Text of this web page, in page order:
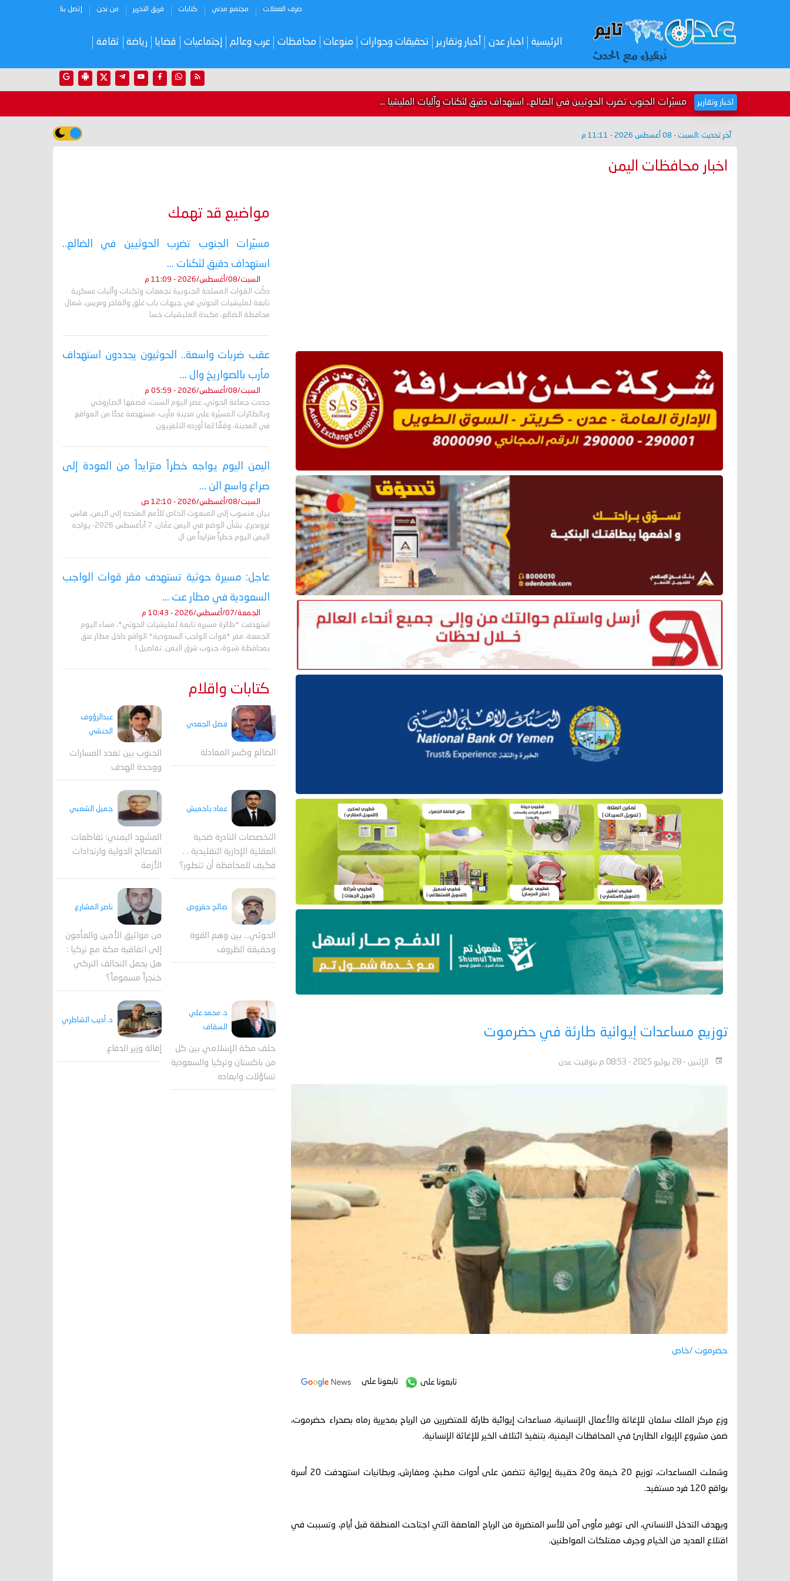
صرف العملات مجتمع مدني كتابات فريق التحرير من نحن إتصل بنا
الرئيسية اخبار عدن أخبار وتقارير تحقيقات وحوارات منوعات محافظات عرب وعالم إجتماعيات قضايا رياضة ثقافة
اخبار وتقارير مسيّرات الجنوب تضرب الحوثيين في الضالع.. استهداف دقيق لثكنات وآليات المليشيا ...
آخر تحديث : السبت - 08 أغسطس 2026 - 11:11 م
اخبار محافظات اليمن
توزيع مساعدات إيوائية طارئة في حضرموت
الإثنين - 28 يوليو 2025 - 08:53 م بتوقيت عدن
حضرموت /خاص
تابعونا على تابعونا على
وزع مركز الملك سلمان للإغاثة والأعمال الإنسانية، مساعدات إيوائية طارئة للمتضررين من الرياح بمديرية رماه بصحراء حضرموت،
ضمن مشروع الإيواء الطارئ في المحافظات اليمنية، بتنفيذ ائتلاف الخير للإغاثة الإنسانية.
وشملت المساعدات، توزيع 20 خيمة و20 حقيبة إيوائية تتضمن على أدوات مطبخ، ومفارش، وبطانيات استهدفت 20 أسرة
بواقع 120 فرد مستفيد.
ويهدف التدخل الانساني، الى توفير مأوى آمن للأسر المتضررة من الرياح العاصفة التي اجتاحت المنطقة قبل أيام، وتسببت في
اقتلاع العديد من الخيام وجرف ممتلكات المواطنين.
مواضيع قد تهمك
مسيّرات الجنوب تضرب الحوثيين في الضالع..
استهداف دقيق لثكنات ...
السبت/08/أغسطس/2026 - 11:09 م
دكّت القوات المسلحة الجنوبية تجمعات وثكنات وآليات عسكرية
تابعة لمليشيات الحوثي في جبهات باب غلق والفاخر ومريس، شمال
محافظة الضالع، مكبدة المليشيات خسا
عقب ضربات واسعة.. الحوثيون يجددون استهداف
مأرب بالصواريخ وال ...
السبت/08/أغسطس/2026 - 05:59 م
جددت جماعة الحوثي، عصر اليوم السبت، قصفها الصاروخي
وبالطائرات المسيّرة على مدينة مأرب، مستهدفة عددًا من المواقع
في المدينة، وفقًا لما أورده التلفزيون
اليمن اليوم يواجه خطراً متزايداً من العودة إلى
صراع واسع الن ...
السبت/08/أغسطس/2026 - 12:10 ص
بيان منسوب إلى المبعوث الخاص للأمم المتحدة إلى اليمن، هانس
غروندبرغ، بشأن الوضع في اليمن عمّان، 7 آبأغسطس 2026- يواجه
اليمن اليوم خطراً متزايداً من ال
عاجل: مسيرة حوثية تستهدف مقر قوات الواجب
السعودية في مطار عت ...
الجمعة/07/أغسطس/2026 - 10:43 م
استهدفت *طائرة مسيرة تابعة لمليشيات الحوثي*، مساء اليوم
الجمعة، مقر *قوات الواجب السعودية* الواقع داخل مطار عتق
بمحافظة شبوة، جنوب شرق اليمن. تفاصيل ا
كتابات واقلام
فضل الجعدي
الضالع وكسر المعادلة
عبدالرؤوف
الحنشي
الجنوب بين تعدد المسارات
ووحدة الهدف
عماد باحميش
التخصصات النادرة ضحية
العقلية الإدارية التقليدية . .
فكيف للمحافظة أن تتطور؟
جميل الشعبي
المشهد اليمني: تقاطعات
المصالح الدولية وارتدادات
الأزمة
صالح حقروص
الحوثي... بين وهم القوة
وحقيقة الظروف
ناصر المشارع
من مواثيق الأمين والمأمون
إلى اتفاقية مكة مع تركيا :
هل يحمل التحالف التركي
خنجراً مسموماً؟
د. محمد علي
السقاف
حلف مكة الإسلامي بين كل
من باكستان وتركيا والسعودية
تساؤلات وابعاده
د. أديب الشاطري
إقالة وزير الدفاع